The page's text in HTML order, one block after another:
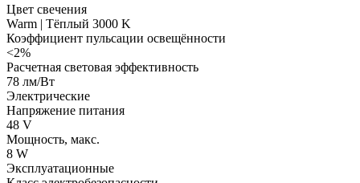
Цвет свечения
Warm | Тёплый 3000 K
Коэффициент пульсации освещённости
<2%
Расчетная световая эффективность
78 лм/Вт
Электрические
Напряжение питания
48 V
Мощность, макс.
8 W
Эксплуатационные